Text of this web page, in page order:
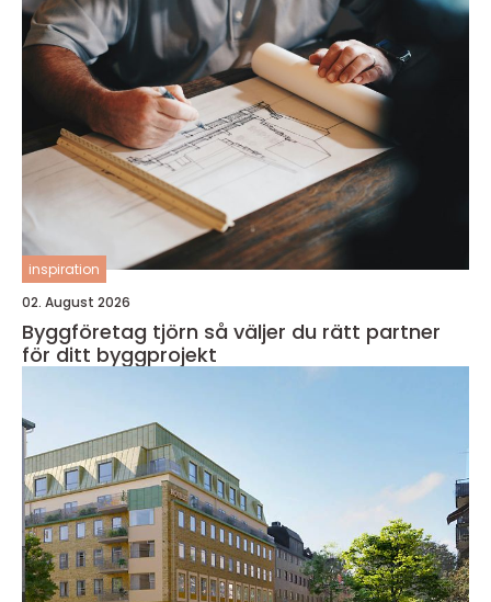
inspiration
02. August 2026
Byggföretag tjörn så väljer du rätt partner
för ditt byggprojekt